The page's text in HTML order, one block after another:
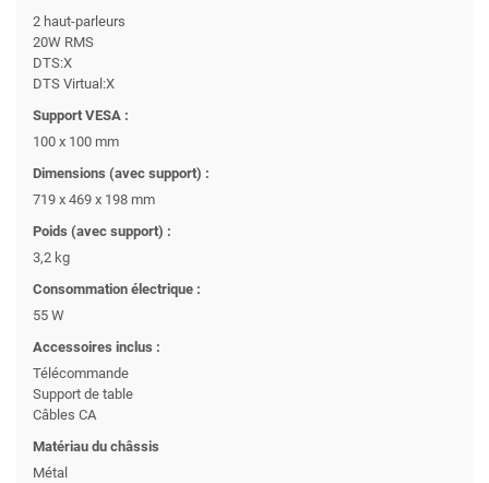
2 haut-parleurs
20W RMS
DTS:X
DTS Virtual:X
Support VESA :
100 x 100 mm
Dimensions (avec support) :
719 x 469 x 198 mm
Poids (avec support) :
3,2 kg
Consommation électrique :
55 W
Accessoires inclus :
Télécommande
Support de table
Câbles CA
Matériau du châssis
Métal